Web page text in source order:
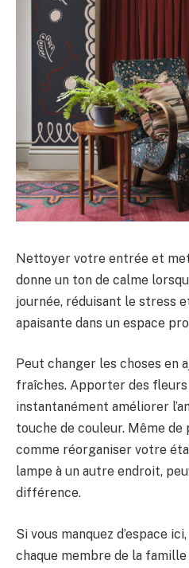
Nettoyer votre entrée et
donne un ton de calme
journée, réduisant le stress
apaisante dans un espace
Peut changer les choses en
fraîches. Apporter des
instantanément améliorer
touche de couleur. Même
comme réorganiser votre
lampe à un autre endroit,
différence.
Si vous manquez d’espace
chaque membre de la